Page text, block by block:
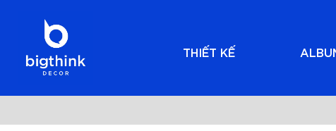
THIẾT KẾ